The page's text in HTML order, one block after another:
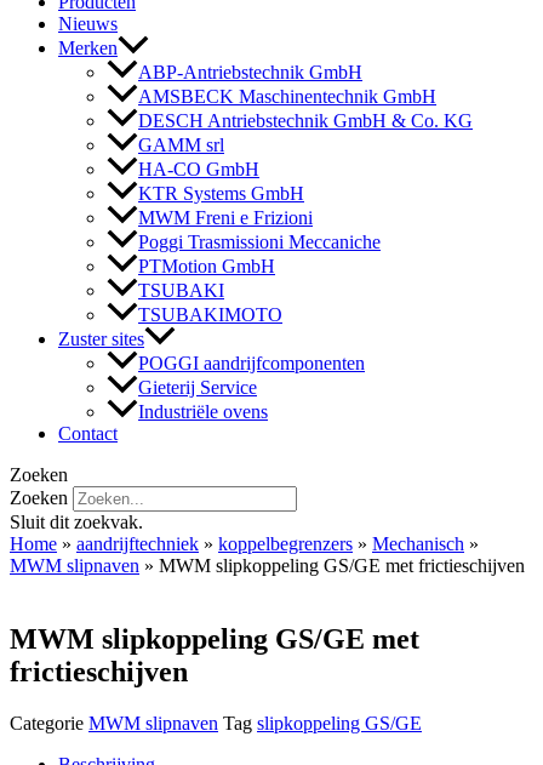
Nieuws
Merken
ABP-Antriebstechnik GmbH
AMSBECK Maschinentechnik GmbH
DESCH Antriebstechnik GmbH & Co. KG
GAMM srl
HA-CO GmbH
KTR Systems GmbH
MWM Freni e Frizioni
Poggi Trasmissioni Meccaniche
PTMotion GmbH
TSUBAKI
TSUBAKIMOTO
Zuster sites
POGGI aandrijfcomponenten
Gieterij Service
Industriële ovens
Contact
Zoeken
Zoeken
Sluit dit zoekvak.
Home » aandrijftechniek » koppelbegrenzers » Mechanisch »
MWM slipnaven » MWM slipkoppeling GS/GE met frictieschijven
MWM slipkoppeling GS/GE met
frictieschijven
Categorie MWM slipnaven Tag slipkoppeling GS/GE